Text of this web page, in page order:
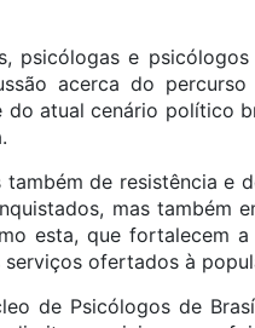
psicólogas e
acerca do
do atual cenário político
de resistência e
mas também
esta, que fortalecem
ofertados à
de Psicólogos de